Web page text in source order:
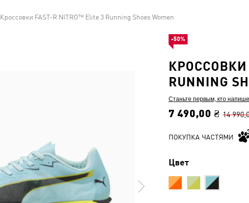
Кроссовки FAST-R NITRO™ Elite 3 Running Shoes Women
КРОССОВКИ
RUNNING
Станьте первым, кто
7 490,00 ₴ 14
ПОКУПКА ЧАСТЯМИ
Цвет
-50%